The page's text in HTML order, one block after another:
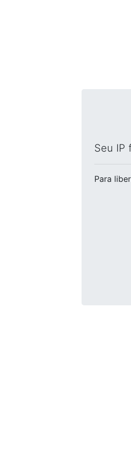
Seu IP
Para